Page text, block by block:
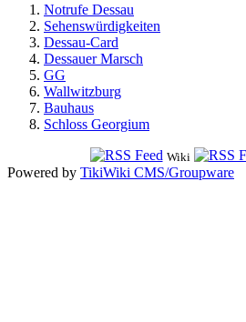
Notrufe Dessau
Sehenswürdigkeiten
Dessau-Card
Dessauer Marsch
GG
Wallwitzburg
Bauhaus
Schloss Georgium
Wiki
Powered by TikiWiki CMS/Groupware